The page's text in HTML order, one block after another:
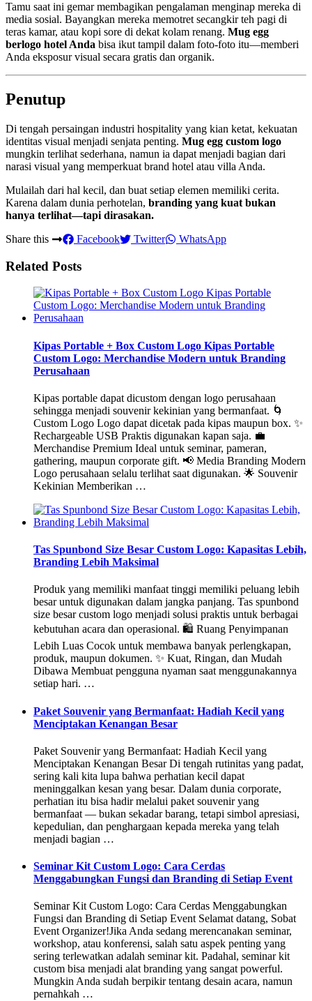
Tamu saat ini gemar membagikan pengalaman menginap mereka di
media sosial. Bayangkan mereka memotret secangkir teh pagi di
teras kamar, atau kopi sore di dekat kolam renang. Mug egg
berlogo hotel Anda bisa ikut tampil dalam foto-foto itu—memberi
Anda eksposur visual secara gratis dan organik.
Penutup
Di tengah persaingan industri hospitality yang kian ketat, kekuatan
identitas visual menjadi senjata penting. Mug egg custom logo
mungkin terlihat sederhana, namun ia dapat menjadi bagian dari
narasi visual yang memperkuat brand hotel atau villa Anda.
Mulailah dari hal kecil, dan buat setiap elemen memiliki cerita.
Karena dalam dunia perhotelan, branding yang kuat bukan
hanya terlihat—tapi dirasakan.
Share this
Facebook Twitter WhatsApp
Related Posts
Kipas Portable + Box Custom Logo Kipas Portable
Custom Logo: Merchandise Modern untuk Branding
Perusahaan
Kipas portable dapat dicustom dengan logo perusahaan
sehingga menjadi souvenir kekinian yang bermanfaat. 🌀
Custom Logo Logo dapat dicetak pada kipas maupun box. ✨
Rechargeable USB Praktis digunakan kapan saja. 💼
Merchandise Premium Ideal untuk seminar, pameran,
gathering, maupun corporate gift. 📢 Media Branding Modern
Logo perusahaan selalu terlihat saat digunakan. 🌟 Souvenir
Kekinian Memberikan …
Tas Spunbond Size Besar Custom Logo: Kapasitas Lebih,
Branding Lebih Maksimal
Produk yang memiliki manfaat tinggi memiliki peluang lebih
besar untuk digunakan dalam jangka panjang. Tas spunbond
size besar custom logo menjadi solusi praktis untuk berbagai
kebutuhan acara dan operasional. 🛍️ Ruang Penyimpanan
Lebih Luas Cocok untuk membawa banyak perlengkapan,
produk, maupun dokumen. ✨ Kuat, Ringan, dan Mudah
Dibawa Membuat pengguna nyaman saat menggunakannya
setiap hari. …
Paket Souvenir yang Bermanfaat: Hadiah Kecil yang
Menciptakan Kenangan Besar
Paket Souvenir yang Bermanfaat: Hadiah Kecil yang
Menciptakan Kenangan Besar Di tengah rutinitas yang padat,
sering kali kita lupa bahwa perhatian kecil dapat
meninggalkan kesan yang besar. Dalam dunia corporate,
perhatian itu bisa hadir melalui paket souvenir yang
bermanfaat — bukan sekadar barang, tetapi simbol apresiasi,
kepedulian, dan penghargaan kepada mereka yang telah
menjadi bagian …
Seminar Kit Custom Logo: Cara Cerdas
Menggabungkan Fungsi dan Branding di Setiap Event
Seminar Kit Custom Logo: Cara Cerdas Menggabungkan
Fungsi dan Branding di Setiap Event Selamat datang, Sobat
Event Organizer!Jika Anda sedang merencanakan seminar,
workshop, atau konferensi, salah satu aspek penting yang
sering terlewatkan adalah seminar kit. Padahal, seminar kit
custom bisa menjadi alat branding yang sangat powerful.
Mungkin Anda sudah berpikir tentang desain acara, namun
pernahkah …